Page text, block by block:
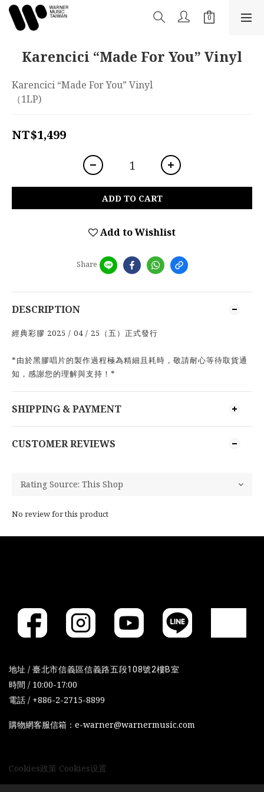
Karencici “Made For You” Vinyl
Karencici “Made For You” Vinyl
（1LP)
NT$1,499
ADD TO CART
Add to Wishlist
Share
DESCRIPTION
經典彩膠 2025 / 04 / 25 （五） 正式發行
* 由於黑膠唱片的製作過程極為精細且耗時，敬請耐心等待取貨通
知，感謝您的理解與支持！ *
SHIPPING & PAYMENT
CUSTOMER REVIEWS
No review for this product
地址 / 臺北市信義區信義路五段108號2樓B室
時間 / 10:00-17:00
電話 / +886-2-2715-8899
購物網客服信箱：e-warner@warnermusic.com
Cookies政策 Cookies设置